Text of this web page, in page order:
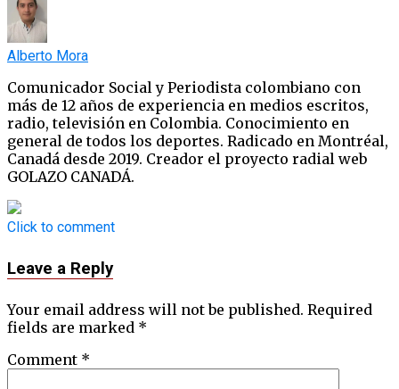
Alberto Mora
Comunicador Social y Periodista colombiano con
más de 12 años de experiencia en medios escritos,
radio, televisión en Colombia. Conocimiento en
general de todos los deportes. Radicado en Montréal,
Canadá desde 2019. Creador el proyecto radial web
GOLAZO CANADÁ.
Click to comment
Leave a Reply
Your email address will not be published. Required
fields are marked *
Comment *